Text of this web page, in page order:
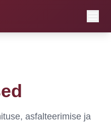
asfalteerimise ja